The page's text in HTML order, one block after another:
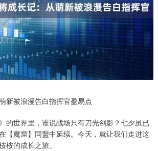
新被浪漫告白指挥官盈易点
的世界里，谁说战场只有刀光剑影？七夕虽已
【魔窟】同盟中延续。今天，就让我们走进这
桉的成长之旅。